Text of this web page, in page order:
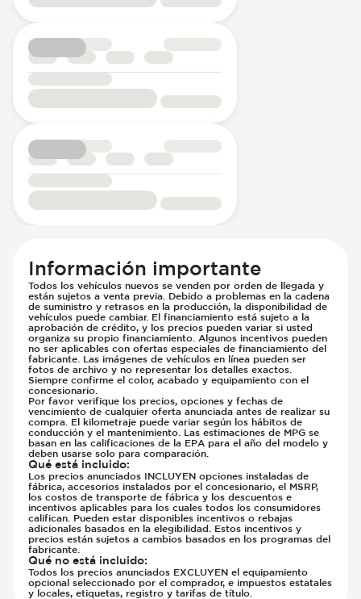
Información importante
Todos los vehículos nuevos se venden por orden de llegada y
están sujetos a venta previa. Debido a problemas en la cadena
de suministro y retrasos en la producción, la disponibilidad de
vehículos puede cambiar. El financiamiento está sujeto a la
aprobación de crédito, y los precios pueden variar si usted
organiza su propio financiamiento. Algunos incentivos pueden
no ser aplicables con ofertas especiales de financiamiento del
fabricante. Las imágenes de vehículos en línea pueden ser
fotos de archivo y no representar los detalles exactos.
Siempre confirme el color, acabado y equipamiento con el
concesionario.
Por favor verifique los precios, opciones y fechas de
vencimiento de cualquier oferta anunciada antes de realizar su
compra. El kilometraje puede variar según los hábitos de
conducción y el mantenimiento. Las estimaciones de MPG se
basan en las calificaciones de la EPA para el año del modelo y
deben usarse solo para comparación.
Qué está incluido:
Los precios anunciados INCLUYEN opciones instaladas de
fábrica, accesorios instalados por el concesionario, el MSRP,
los costos de transporte de fábrica y los descuentos e
incentivos aplicables para los cuales todos los consumidores
califican. Pueden estar disponibles incentivos o rebajas
adicionales basados en la elegibilidad. Estos incentivos y
precios están sujetos a cambios basados en los programas del
fabricante.
Qué no está incluido:
Todos los precios anunciados EXCLUYEN el equipamiento
opcional seleccionado por el comprador, e impuestos estatales
y locales, etiquetas, registro y tarifas de título.